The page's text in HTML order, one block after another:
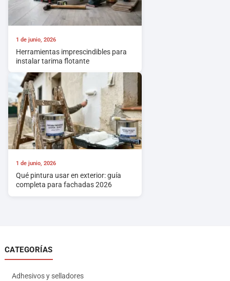
1 de junio, 2026
Herramientas imprescindibles para
instalar tarima flotante
1 de junio, 2026
Qué pintura usar en exterior: guía
completa para fachadas 2026
CATEGORÍAS
Adhesivos y selladores